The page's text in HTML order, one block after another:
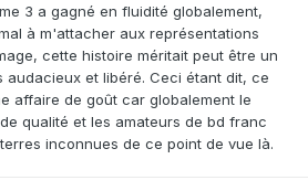
3 a gagné en fluidité globalement,
à m'attacher aux représentations
cette histoire méritait peut être un
audacieux et libéré. Ceci étant dit, ce
affaire de goût car globalement le
qualité et les amateurs de bd franc
inconnues de ce point de vue là.